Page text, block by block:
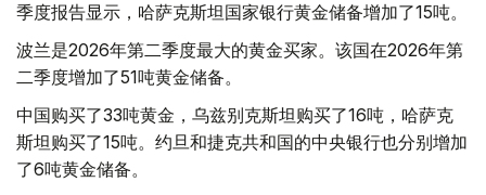
季度报告显示，哈萨克斯坦国家银行黄金储备增加了15吨。
波兰是2026年第二季度最大的黄金买家。该国在2026年第
二季度增加了51吨黄金储备。
中国购买了33吨黄金，乌兹别克斯坦购买了16吨，哈萨克
斯坦购买了15吨。约旦和捷克共和国的中央银行也分别增加
了6吨黄金储备。